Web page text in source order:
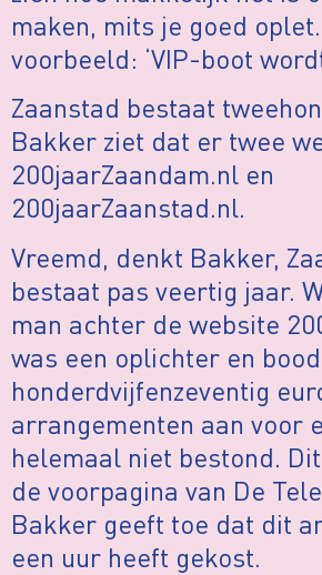
maken, mits je goed
voorbeeld: ‘VIP-boot
Zaanstad bestaat
Bakker ziet dat er twee
200jaarZaandam.nl en
200jaarZaanstad.nl.
Vreemd, denkt Bakker,
bestaat pas veertig jaar.
man achter de website
was een oplichter en
honderdvijfenzeventig
arrangementen aan voor
helemaal niet bestond.
de voorpagina van De
Bakker geeft toe dat dit
een uur heeft gekost.